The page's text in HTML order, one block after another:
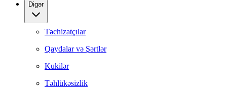
Digər
Təchizatçılar
Qaydalar və Şərtlər
Kukilər
Təhlükəsizlik